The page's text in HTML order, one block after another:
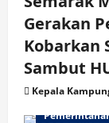
Gerakan
Kobarkan
Sambut
Kepala